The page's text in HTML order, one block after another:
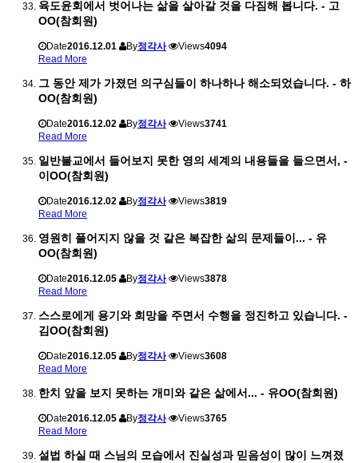
육도윤회에서 벗어나는 삶을 살아갈 것을 다짐해 봅니다. - 고
OO(참회원)
Date2016.12.01 By정각사 Views4094
Read More
그 동안 제가 가졌던 의구심들이 하나하나 해소되었습니다. - 하
OO(참회원)
Date2016.12.02 By정각사 Views3741
Read More
일반불교에서 들어보지 못한 영의 세계의 내용들을 들으면서, -
이OO(참회원)
Date2016.12.02 By정각사 Views3819
Read More
영원히 풀어지지 않을 것 같은 복잡한 삶의 문제들이... - 유
OO(참회원)
Date2016.12.05 By정각사 Views3878
Read More
스스로에게 용기와 희망을 주면서 수행을 정진하고 있습니다. -
김OO(참회원)
Date2016.12.05 By정각사 Views3608
Read More
한치 앞을 보지 못하는 개미와 같은 삶에서... - 유OO(참회원)
Date2016.12.05 By정각사 Views3765
Read More
설법 하실 때 스님의 모습에서 진실성과 믿음성이 많이 느껴졌